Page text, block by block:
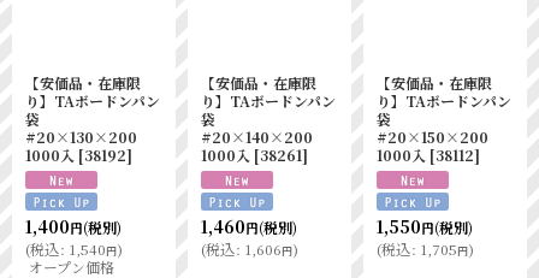
【安価品・在庫限
り】TAボードンパン
袋
#20×130×200
1000入 [38192]
1,400円(税別)
(税込: 1,540円)
オープン価格
【安価品・在庫限
り】TAボードンパン
袋
#20×140×200
1000入 [38261]
1,460円(税別)
(税込: 1,606円)
【安価品・在庫限
り】TAボードンパン
袋
#20×150×200
1000入 [38112]
1,550円(税別)
(税込: 1,705円)